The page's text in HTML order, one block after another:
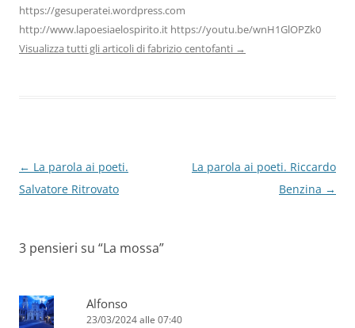
https://gesuperatei.wordpress.com
http://www.lapoesiaelospirito.it https://youtu.be/wnH1GlOPZk0
Visualizza tutti gli articoli di fabrizio centofanti →
Navigazione
articolo
← La parola ai poeti.
Salvatore Ritrovato
La parola ai poeti. Riccardo
Benzina →
3 pensieri su “La mossa”
Alfonso
23/03/2024 alle 07:40